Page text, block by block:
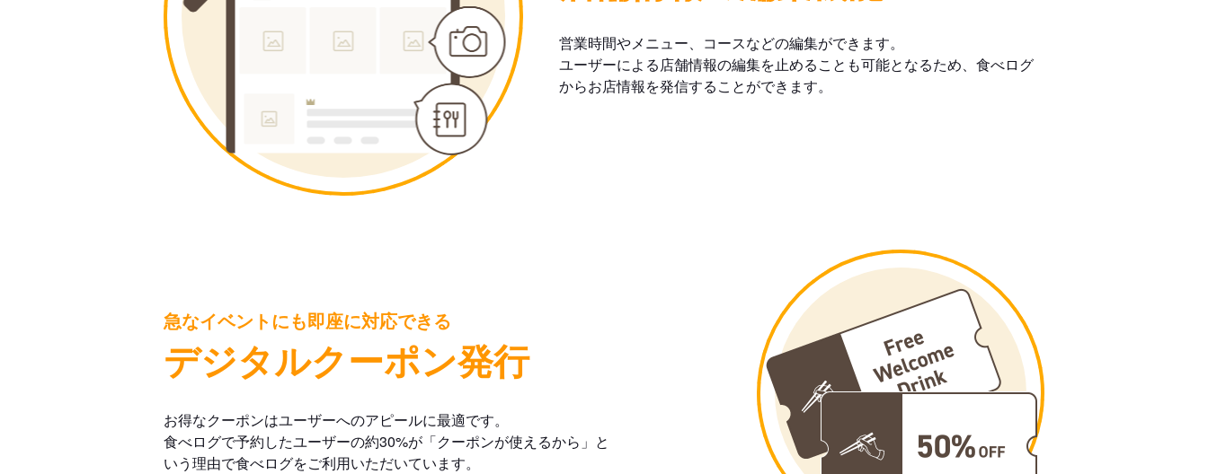
営業時間やメニュー、コースなどの編集ができます。
ユーザーによる店舗情報の編集を止めることも可能となるため、食べログ
からお店情報を発信することができます。
急なイベントにも即座に対応できる
デジタルクーポン発行
お得なクーポンはユーザーへのアピールに最適です。
食べログで予約したユーザーの約30%が「クーポンが使えるから」と
いう理由で食べログをご利用いただいています。